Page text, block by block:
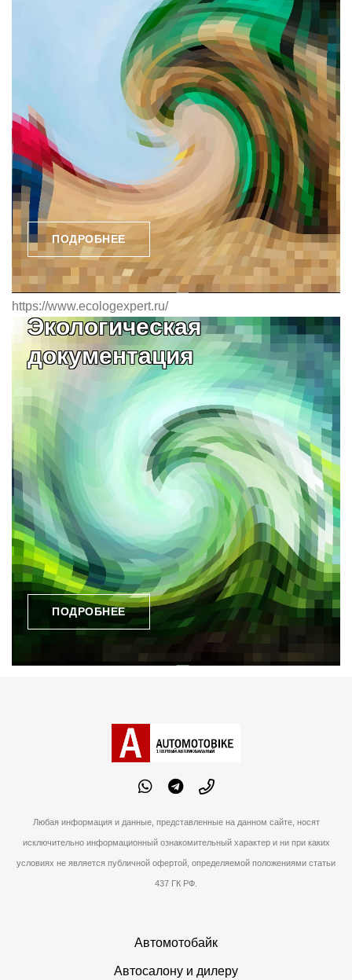
ПОДРОБНЕЕ
https://www.ecologexpert.ru/
Экологическая
документация
ПОДРОБНЕЕ
Любая информация и данные, представленные на данном сайте, носят
исключительно информационный ознакомительный характер и ни при каких
условиях не является публичной офертой, определяемой положениями статьи
437 ГК РФ.
Автомотобайк
Автосалону и дилеру